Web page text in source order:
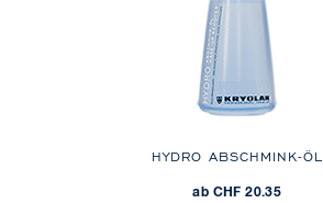
HYDRO ABSCHMINK-ÖL
ab CHF 20.35